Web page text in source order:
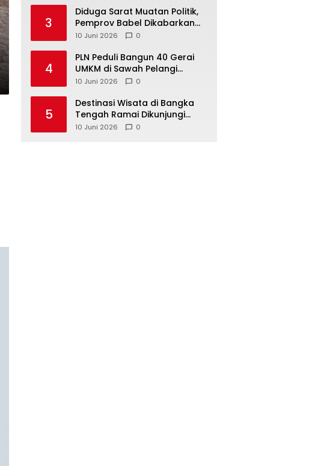
Babel
3
‎Diduga Sarat Muatan Politik,
Pemprov Babel Dikabarkan
Lakukan Rotasi Besar-
10 Juni 2026 0
4
‎PLN Peduli Bangun 40 Gerai
UMKM di Sawah Pelangi
Namang, Dorong
10 Juni 2026 0
5
‎Destinasi Wisata di Bangka
Tengah Ramai Dikunjungi
Masyarakat Saat Libur dan
10 Juni 2026 0